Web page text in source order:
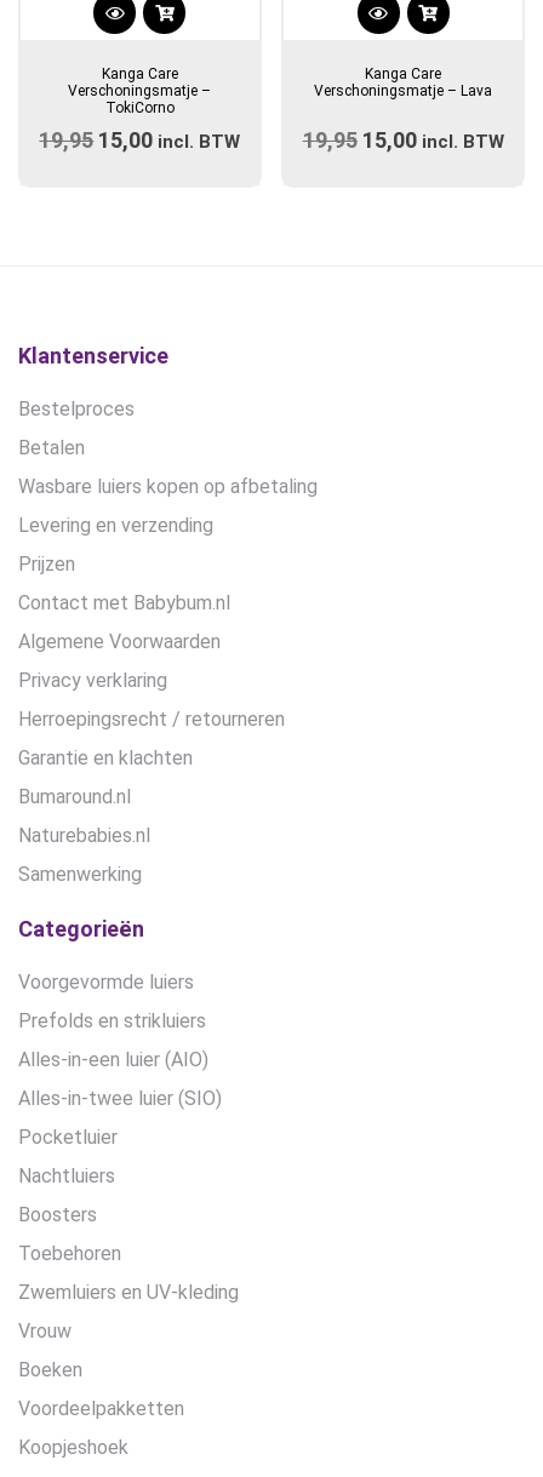
Kanga Care
Verschoningsmatje –
TokiCorno
19,95 Oorspronkelijke
15,00 Huidige
incl. BTW
Kanga Care
Verschoningsmatje – Lava
19,95 Oorspronkelijke
15,00Huidige
incl. BTW
Klantenservice
Bestelproces
Betalen
Wasbare luiers kopen op afbetaling
Levering en verzending
Prijzen
Contact met Babybum.nl
Algemene Voorwaarden
Privacy verklaring
Herroepingsrecht / retourneren
Garantie en klachten
Bumaround.nl
Naturebabies.nl
Samenwerking
Categorieën
Voorgevormde luiers
Prefolds en strikluiers
Alles-in-een luier (AIO)
Alles-in-twee luier (SIO)
Pocketluier
Nachtluiers
Boosters
Toebehoren
Zwemluiers en UV-kleding
Vrouw
Boeken
Voordeelpakketten
Koopjeshoek